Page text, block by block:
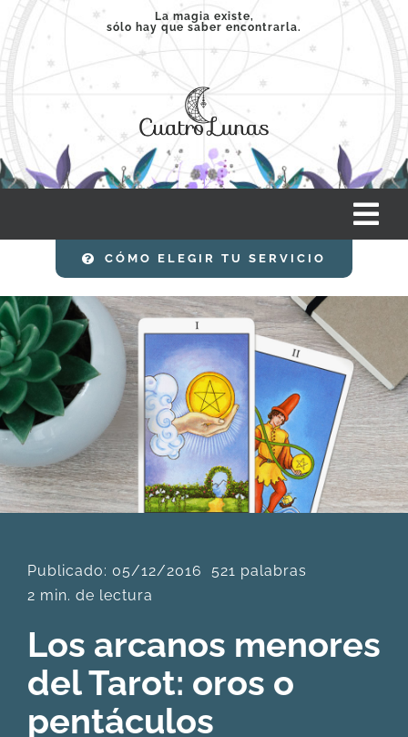
Saltar
contenido
La magia existe,
sólo hay que saber encontrarla.
INICIO
SERVICIOS
CLASES
DESCARGAS
PRODUCTOS
ARTÍCULOS
ACERCA
CONTACTO
CÓMO ELEGIR TU SERVICIO
Publicado: 05/12/2016
521 palabras
2 min. de lectura
Los arcanos menores
del Tarot: oros o
pentáculos